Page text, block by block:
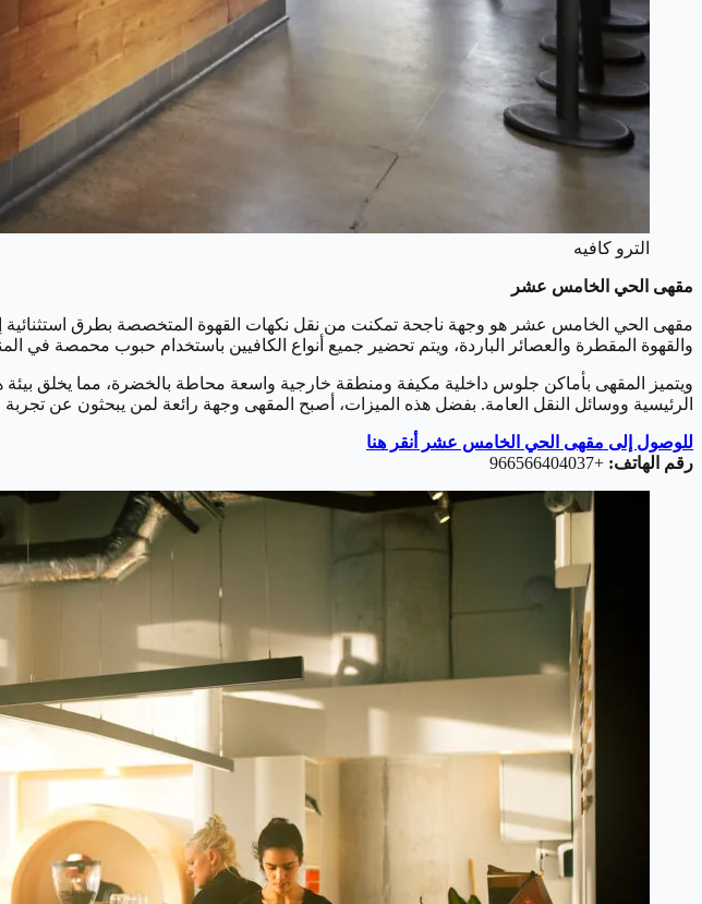
الترو كافيه
مقهى الحي الخامس عشر
مقهى الحي الخامس عشر هو وجهة ناجحة تمكنت من نقل نكهات القهوة المتخصصة بطرق استثنائية
والقهوة المقطرة والعصائر الباردة، ويتم تحضير جميع أنواع الكافيين باستخدام حبوب محمصة في
ويتميز المقهى بأماكن جلوس داخلية مكيفة ومنطقة خارجية واسعة محاطة بالخضرة، مما يخلق
الرئيسية ووسائل النقل العامة. بفضل هذه الميزات، أصبح المقهى وجهة رائعة لمن يبحثون عن
للوصول إلى مقهى الحي الخامس عشر أنقر هنا
رقم الهاتف: +966566404037